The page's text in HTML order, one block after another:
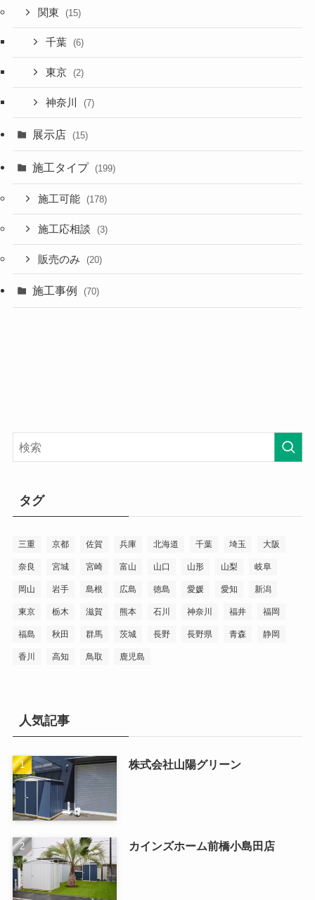
関東 (15)
千葉 (6)
東京 (2)
神奈川 (7)
展示店 (15)
施工タイプ (199)
施工可能 (178)
施工応相談 (3)
販売のみ (20)
施工事例 (70)
タグ
三重 京都 佐賀 兵庫 北海道 千葉 埼玉 大阪
奈良 宮城 宮崎 富山 山口 山形 山梨 岐阜
岡山 岩手 島根 広島 徳島 愛媛 愛知 新潟
東京 栃木 滋賀 熊本 石川 神奈川 福井 福岡
福島 秋田 群馬 茨城 長野 長野県 青森 静岡
香川 高知 鳥取 鹿児島
人気記事
株式会社山陽グリーン
カインズホーム前橋小島田店